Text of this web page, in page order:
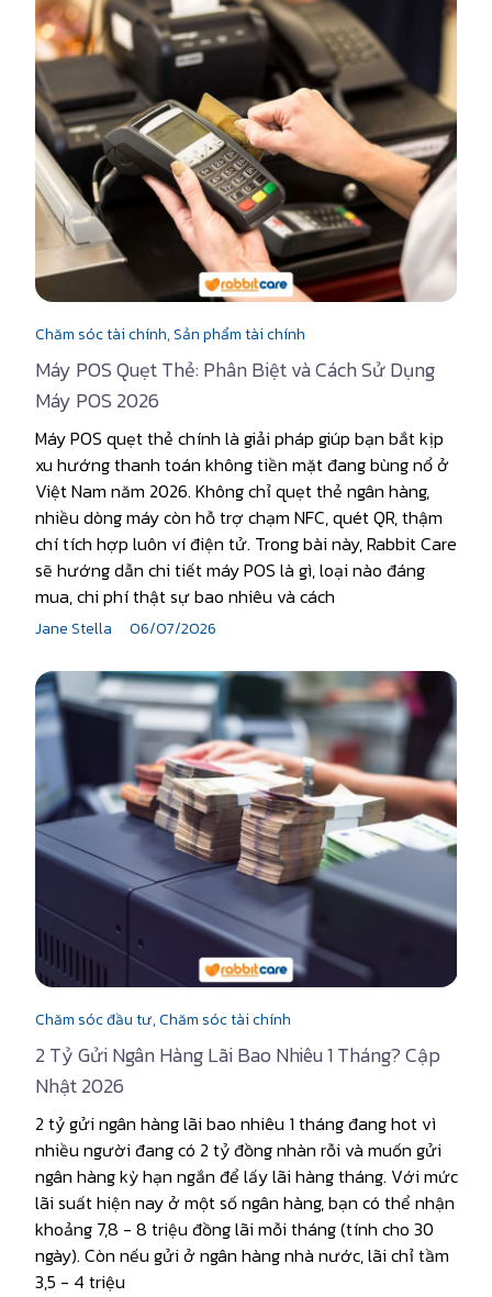
Chăm sóc tài chính,Sản phẩm tài chính
Máy POS Quẹt Thẻ: Phân Biệt và Cách Sử Dụng
Máy POS 2026
Máy POS quẹt thẻ chính là giải pháp giúp bạn bắt kịp
xu hướng thanh toán không tiền mặt đang bùng nổ ở
Việt Nam năm 2026. Không chỉ quẹt thẻ ngân hàng,
nhiều dòng máy còn hỗ trợ chạm NFC, quét QR, thậm
chí tích hợp luôn ví điện tử. Trong bài này, Rabbit Care
sẽ hướng dẫn chi tiết máy POS là gì, loại nào đáng
mua, chi phí thật sự bao nhiêu và cách
Jane Stella 06/07/2026
Chăm sóc đầu tư,Chăm sóc tài chính
2 Tỷ Gửi Ngân Hàng Lãi Bao Nhiêu 1 Tháng? Cập
Nhật 2026
2 tỷ gửi ngân hàng lãi bao nhiêu 1 tháng đang hot vì
nhiều người đang có 2 tỷ đồng nhàn rỗi và muốn gửi
ngân hàng kỳ hạn ngắn để lấy lãi hàng tháng. Với mức
lãi suất hiện nay ở một số ngân hàng, bạn có thể nhận
khoảng 7,8 - 8 triệu đồng lãi mỗi tháng (tính cho 30
ngày). Còn nếu gửi ở ngân hàng nhà nước, lãi chỉ tầm
3,5 - 4 triệu